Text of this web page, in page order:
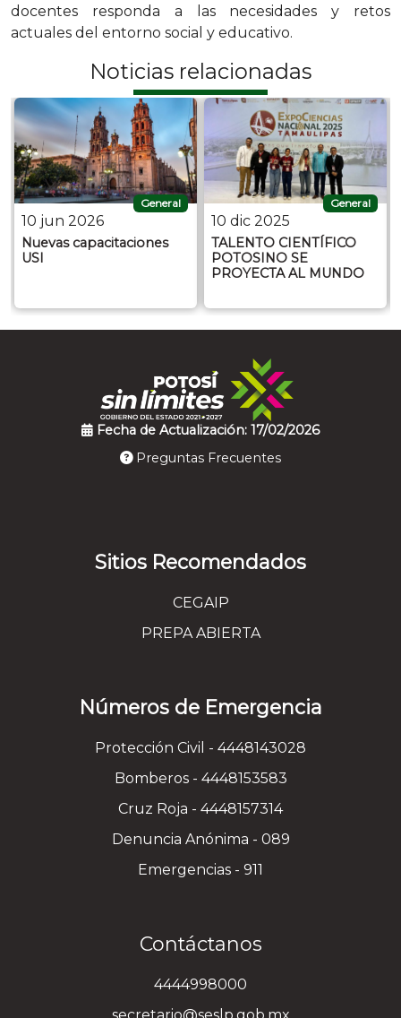
docentes responda a las necesidades y retos
actuales del entorno social y educativo.
Noticias relacionadas
General
10 jun 2026
Nuevas capacitaciones
USI
General
10 dic 2025
TALENTO CIENTÍFICO
POTOSINO SE
PROYECTA AL MUNDO
Fecha de Actualización: 17/02/2026
Preguntas Frecuentes
Sitios Recomendados
CEGAIP
PREPA ABIERTA
Números de Emergencia
Protección Civil - 4448143028
Bomberos - 4448153583
Cruz Roja - 4448157314
Denuncia Anónima - 089
Emergencias - 911
Contáctanos
4444998000